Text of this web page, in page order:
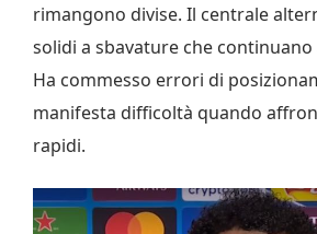
rimangono divise. Il centrale
solidi a sbavature che
Ha commesso errori di
manifesta difficoltà quando
rapidi.